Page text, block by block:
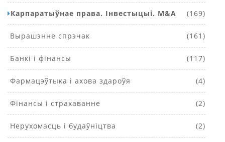
Карпаратыўнае права. Інвестыцыі. M&A (169)
Вырашэнне спрэчак (161)
Банкі і фінансы (117)
Фармацэўтыка і ахова здароўя (4)
Фінансы і страхаванне (2)
Нерухомасць і будаўніцтва (2)